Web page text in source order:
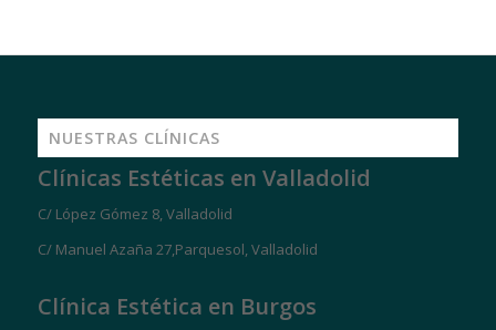
NUESTRAS CLÍNICAS
Clínicas Estéticas en Valladolid
C/ López Gómez 8, Valladolid
C/ Manuel Azaña 27,Parquesol, Valladolid
Clínica Estética en Burgos